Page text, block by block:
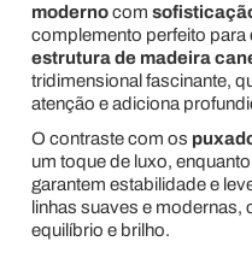
modernocom
complemento perfeito
estrutura de madeira
tridimensional fascinante,
atenção e adiciona
O contraste com os
um toque de luxo,
garantem estabilidade e
linhas suaves e modernas,
equilíbrio e brilho.